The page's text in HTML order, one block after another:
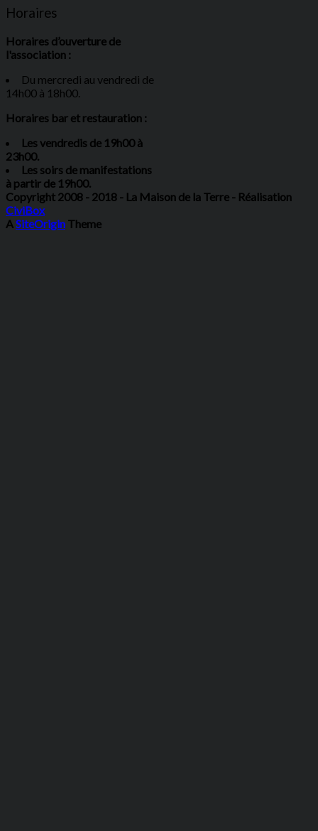
Horaires
Horaires d’ouverture de
l'association :
Du mercredi au vendredi de
14h00 à 18h00.
Horaires bar et restauration :
Les vendredis de 19h00 à
23h00.
Les soirs de manifestations
à partir de 19h00.
Copyright 2008 - 2018 - La Maison de la Terre - Réalisation
CiviBox
A SiteOrigin Theme